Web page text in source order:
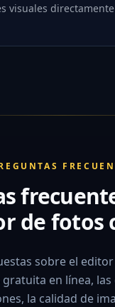
visuales
de fotos
sobre el
en línea, las
la calidad de